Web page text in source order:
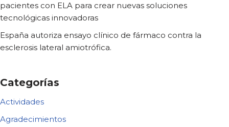
pacientes con ELA para crear nuevas soluciones
tecnológicas innovadoras
España autoriza ensayo clínico de fármaco contra la
esclerosis lateral amiotrófica.
Categorías
Actividades
Agradecimientos